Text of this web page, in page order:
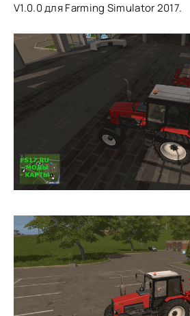
V1.0.0 для Farming Simulator 2017.